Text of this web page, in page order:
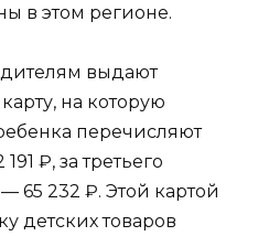
в этом регионе.
выдают
на которую
перечисляют
₽, за третьего
65 232 ₽. Этой картой
детских товаров